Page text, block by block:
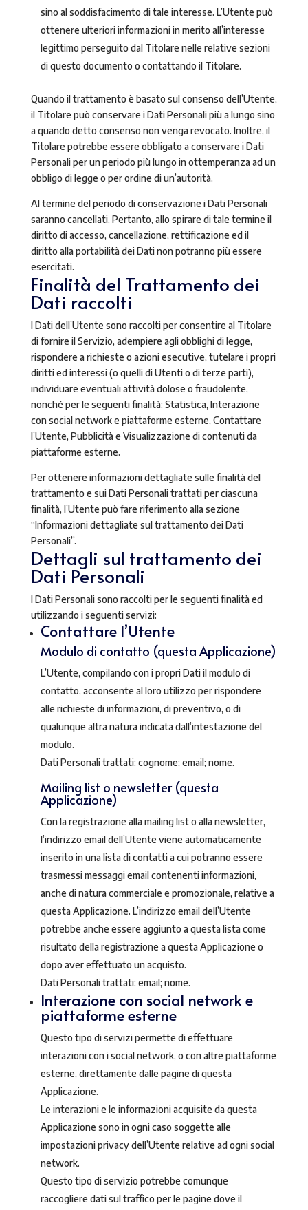
sino al soddisfacimento di tale interesse. L’Utente può
ottenere ulteriori informazioni in merito all’interesse
legittimo perseguito dal Titolare nelle relative sezioni
di questo documento o contattando il Titolare.
Quando il trattamento è basato sul consenso dell’Utente,
il Titolare può conservare i Dati Personali più a lungo sino
a quando detto consenso non venga revocato. Inoltre, il
Titolare potrebbe essere obbligato a conservare i Dati
Personali per un periodo più lungo in ottemperanza ad un
obbligo di legge o per ordine di un’autorità.
Al termine del periodo di conservazione i Dati Personali
saranno cancellati. Pertanto, allo spirare di tale termine il
diritto di accesso, cancellazione, rettificazione ed il
diritto alla portabilità dei Dati non potranno più essere
esercitati.
Finalità del Trattamento dei
Dati raccolti
I Dati dell’Utente sono raccolti per consentire al Titolare
di fornire il Servizio, adempiere agli obblighi di legge,
rispondere a richieste o azioni esecutive, tutelare i propri
diritti ed interessi (o quelli di Utenti o di terze parti),
individuare eventuali attività dolose o fraudolente,
nonché per le seguenti finalità: Statistica, Interazione
con social network e piattaforme esterne, Contattare
l’Utente, Pubblicità e Visualizzazione di contenuti da
piattaforme esterne.
Per ottenere informazioni dettagliate sulle finalità del
trattamento e sui Dati Personali trattati per ciascuna
finalità, l’Utente può fare riferimento alla sezione
“Informazioni dettagliate sul trattamento dei Dati
Personali”.
Dettagli sul trattamento dei
Dati Personali
I Dati Personali sono raccolti per le seguenti finalità ed
utilizzando i seguenti servizi:
Contattare l’Utente
Modulo di contatto (questa Applicazione)
L’Utente, compilando con i propri Dati il modulo di
contatto, acconsente al loro utilizzo per rispondere
alle richieste di informazioni, di preventivo, o di
qualunque altra natura indicata dall’intestazione del
modulo.
Dati Personali trattati: cognome; email; nome.
Mailing list o newsletter (questa
Applicazione)
Con la registrazione alla mailing list o alla newsletter,
l’indirizzo email dell’Utente viene automaticamente
inserito in una lista di contatti a cui potranno essere
trasmessi messaggi email contenenti informazioni,
anche di natura commerciale e promozionale, relative a
questa Applicazione. L’indirizzo email dell’Utente
potrebbe anche essere aggiunto a questa lista come
risultato della registrazione a questa Applicazione o
dopo aver effettuato un acquisto.
Dati Personali trattati: email; nome.
Interazione con social network e
piattaforme esterne
Questo tipo di servizi permette di effettuare
interazioni con i social network, o con altre piattaforme
esterne, direttamente dalle pagine di questa
Applicazione.
Le interazioni e le informazioni acquisite da questa
Applicazione sono in ogni caso soggette alle
impostazioni privacy dell’Utente relative ad ogni social
network.
Questo tipo di servizio potrebbe comunque
raccogliere dati sul traffico per le pagine dove il